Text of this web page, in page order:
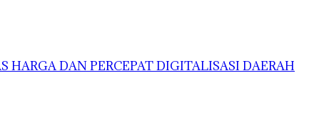
DAN PERCEPAT DIGITALISASI DAERAH